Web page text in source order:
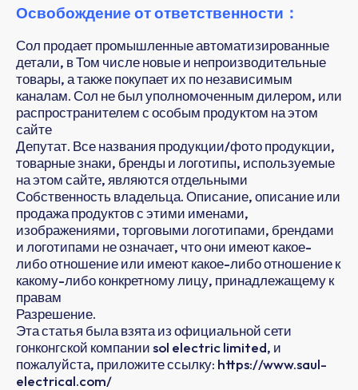
Освобождение от ответственности：
Сол продает промышленные автоматизированные
детали, в Том числе новые и непроизводительные
товары, а также покупает их по независимым
каналам. Сол не был уполномоченным дилером, или
распространителем с особым продуктом на этом
сайте
Депутат. Все названия продукции/фото продукции,
товарные знаки, бренды и логотипы, используемые
на этом сайте, являются отдельными
Собственность владельца. Описание, описание или
продажа продуктов с этими именами,
изображениями, торговыми логотипами, брендами
и логотипами не означает, что они имеют какое-
либо отношение или имеют какое-либо отношение к
какому-либо конкретному лицу, принадлежащему к
правам
Разрешение.
Эта статья была взята из официальной сети
гонконгской компании sol electric limited, и
пожалуйста, приложите ссылку: https://www.saul-
electrical.com/